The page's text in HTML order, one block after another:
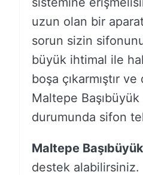
uzun olan bir
sorun sizin
büyük ihtimal ile
boşa çıkarmıştır
Maltepe
durumunda sifon
Maltepe
destek alabilirsiniz.